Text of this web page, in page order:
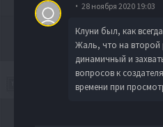
28 ноября 2020 19:03
Клуни был, как
Жаль, что на
динамичный и
вопросов к
времени при